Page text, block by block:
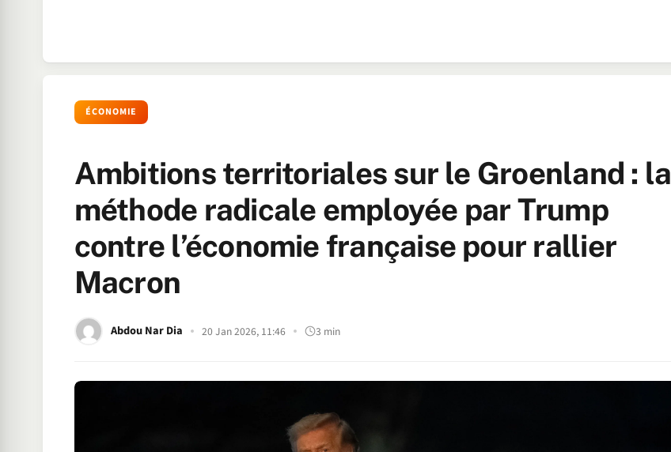
ÉCONOMIE
Ambitions territoriales sur le Groenland : la
méthode radicale employée par Trump
contre l’économie française pour rallier
Macron
Abdou Nar Dia 20 Jan 2026, 11:46 3 min